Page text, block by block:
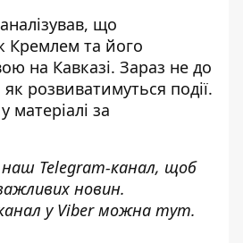
що
Кремлем та його
на Кавказі. Зараз не до
як розвиватимуться події.
матеріалі за
наш Telegram-канал, щоб
новин.
у Viber можна тут.